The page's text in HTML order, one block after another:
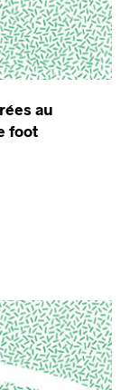
au
foot